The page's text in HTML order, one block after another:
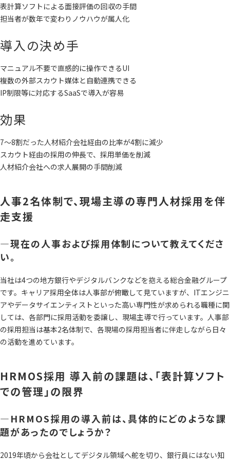
表計算ソフトによる面接評価の回収の手間
担当者が数年で変わりノウハウが属人化
導入の決め手
マニュアル不要で直感的に操作できるUI
複数の外部スカウト媒体と自動連携できる
IP制限等に対応するSaaSで導入が容易
効果
7〜8割だった人材紹介会社経由の比率が4割に減少
スカウト経由の採用の伸長で、採用単価を削減
人材紹介会社への求人展開の手間削減
人事2名体制で、現場主導の専門人材採用を伴
走支援
―現在の人事および採用体制について教えてくださ
い。
当社は4つの地方銀行やデジタルバンクなどを抱える総合金融グループ
です。キャリア採用全体は人事部が俯瞰して見ていますが、ITエンジニ
アやデータサイエンティストといった高い専門性が求められる職種に関
しては、各部門に採用活動を委譲し、現場主導で行っています。人事部
の採用担当は基本2名体制で、各現場の採用担当者に伴走しながら日々
の活動を進めています。
HRMOS採用 導入前の課題は、「表計算ソフト
での管理」の限界
―HRMOS採用の導入前は、具体的にどのような課
題があったのでしょうか？
2019年頃から会社としてデジタル領域へ舵を切り、銀行員にはない知